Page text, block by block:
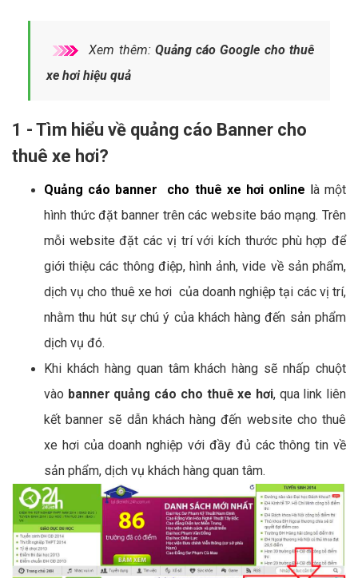
Xem thêm: Quảng cáo Google cho thuê
xe hơi hiệu quả
1 - Tìm hiểu về quảng cáo Banner cho
thuê xe hơi?
Quảng cáo banner cho thuê xe hơi online là một
hình thức đặt banner trên các website báo mạng. Trên
mỗi website đặt các vị trí với kích thước phù hợp để
giới thiệu các thông điệp, hình ảnh, vide về sản phẩm,
dịch vụ cho thuê xe hơi của doanh nghiệp tại các vị trí,
nhằm thu hút sự chú ý của khách hàng đến sản phẩm
dịch vụ đó.
Khi khách hàng quan tâm khách hàng sẽ nhấp chuột
vào banner quảng cáo cho thuê xe hơi, qua link liên
kết banner sẽ dẫn khách hàng đến website cho thuê
xe hơi của doanh nghiệp với đầy đủ các thông tin về
sản phẩm, dịch vụ khách hàng quan tâm.